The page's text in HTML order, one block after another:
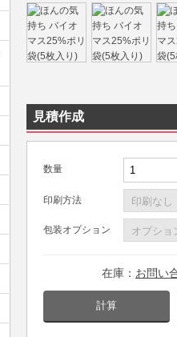
見積作成
数量
印刷方法
包装オプション
在庫： お問い
計算